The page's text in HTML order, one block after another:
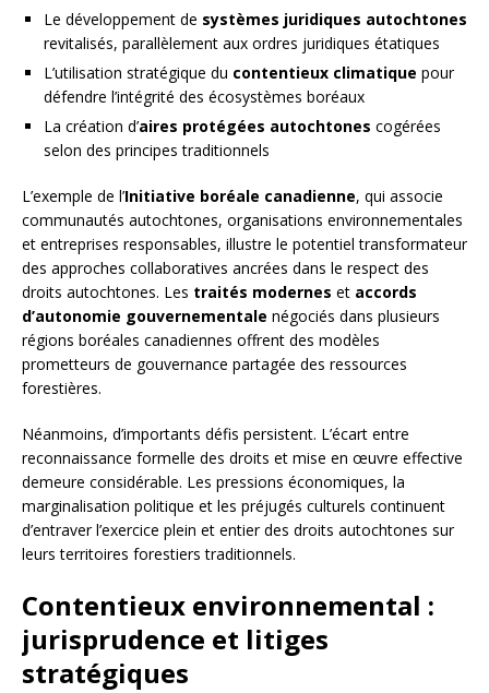
Le développement de systèmes juridiques autochtones
revitalisés, parallèlement aux ordres juridiques étatiques
L’utilisation stratégique du contentieux climatique pour
défendre l’intégrité des écosystèmes boréaux
La création d’aires protégées autochtones cogérées
selon des principes traditionnels
L’exemple de l’Initiative boréale canadienne, qui associe
communautés autochtones, organisations environnementales
et entreprises responsables, illustre le potentiel transformateur
des approches collaboratives ancrées dans le respect des
droits autochtones. Les traités modernes et accords
d’autonomie gouvernementale négociés dans plusieurs
régions boréales canadiennes offrent des modèles
prometteurs de gouvernance partagée des ressources
forestières.
Néanmoins, d’importants défis persistent. L’écart entre
reconnaissance formelle des droits et mise en œuvre effective
demeure considérable. Les pressions économiques, la
marginalisation politique et les préjugés culturels continuent
d’entraver l’exercice plein et entier des droits autochtones sur
leurs territoires forestiers traditionnels.
Contentieux environnemental :
jurisprudence et litiges
stratégiques